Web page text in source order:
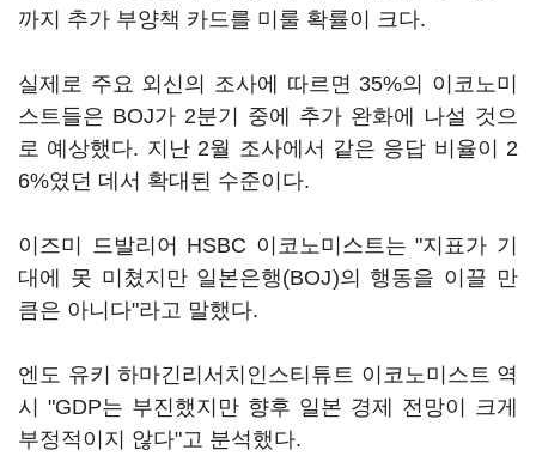
까지 추가 부양책 카드를 미룰 확률이 크다.
실제로 주요 외신의 조사에 따르면 35%의 이코노미
스트들은 BOJ가 2분기 중에 추가 완화에 나설 것으
로 예상했다. 지난 2월 조사에서 같은 응답 비율이 2
6%였던 데서 확대된 수준이다.
이즈미 드발리어 HSBC 이코노미스트는 "지표가 기
대에 못 미쳤지만 일본은행(BOJ)의 행동을 이끌 만
큼은 아니다"라고 말했다.
엔도 유키 하마긴리서치인스티튜트 이코노미스트 역
시 "GDP는 부진했지만 향후 일본 경제 전망이 크게
부정적이지 않다"고 분석했다.